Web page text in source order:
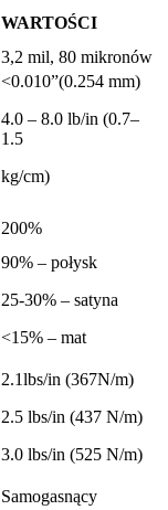
WARTOŚCI
3,2 mil, 80 mikronów
<0.010”(0.254 mm)
4.0 – 8.0 lb/in (0.7–
1.5
kg/cm)
200%
90% – połysk
25-30% – satyna
<15% – mat
2.1lbs/in (367N/m)
2.5 lbs/in (437 N/m)
3.0 lbs/in (525 N/m)
Samogasnący